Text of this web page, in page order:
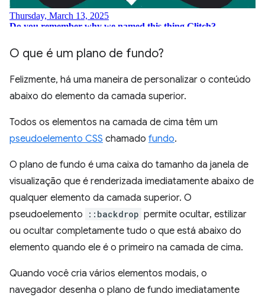
O que é um plano de fundo?
Felizmente, há uma maneira de personalizar o conteúdo
abaixo do elemento da camada superior.
Todos os elementos na camada de cima têm um
pseudoelemento CSS chamado fundo.
O plano de fundo é uma caixa do tamanho da janela de
visualização que é renderizada imediatamente abaixo de
qualquer elemento da camada superior. O
pseudoelemento
::backdrop permite ocultar, estilizar
ou ocultar completamente tudo o que está abaixo do
elemento quando ele é o primeiro na camada de cima.
Quando você cria vários elementos modais, o
navegador desenha o plano de fundo imediatamente